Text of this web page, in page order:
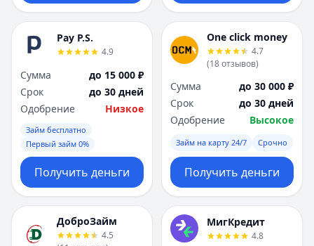
Pay P.S.
4.9
Сумма
до 15 000 ₽
Срок
до 30 дней
Одобрение
Низкое
Займ бесплатно
Первый займ 0%
Получить деньги
One click money
4.7
(18отзывов)
Сумма
до 30 000 ₽
Срок
до 30 дней
Одобрение
Высокое
Займ на карту 24/7 Срочно
Получить деньги
ДоброЗайм
4.5
МигКредит
4.8